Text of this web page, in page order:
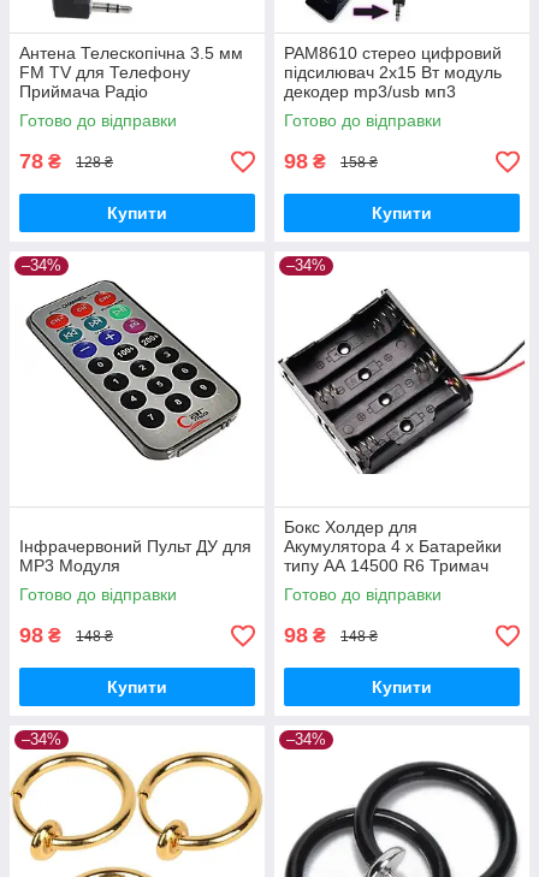
Антена Телескопічна 3.5 мм
FM TV для Телефону
Приймача Радіо
Готово до відправки
78 ₴ 128 ₴
Купити
PAM8610 стерео цифровий
підсилювач 2x15 Вт модуль
декодер mp3/usb мп3
Готово до відправки
98 ₴ 158 ₴
Купити
–34%
Інфрачервоний Пульт ДУ для
MP3 Модуля
Готово до відправки
98 ₴ 148 ₴
Купити
–34%
Бокс Холдер для
Акумулятора 4 х Батарейки
типу АА 14500 R6 Тримач
Holder
Готово до відправки
98 ₴ 148 ₴
Купити
–34% –34%